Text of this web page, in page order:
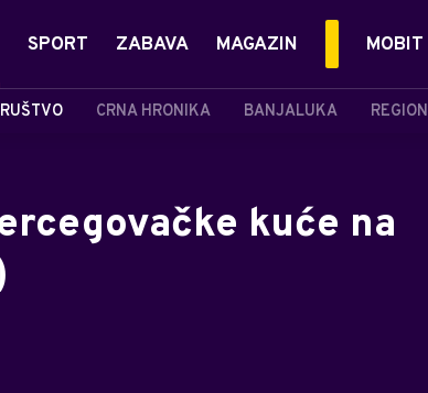
CRNA HRONIKA BANJALUKA REGION
SPORT ZABAVA MAGAZIN MOBIT
kuće na